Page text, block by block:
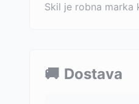
Skil je robna marka
🚚 Dostava